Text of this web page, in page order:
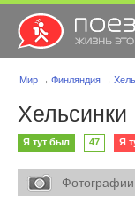
Мир → Финляндия →
Хельсинки
Я тут был 47 Я
Фотографии